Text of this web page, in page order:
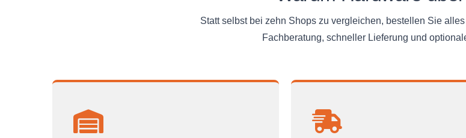
Statt selbst bei zehn Shops zu vergleichen, bestellen Sie
Fachberatung, schneller Lieferung und